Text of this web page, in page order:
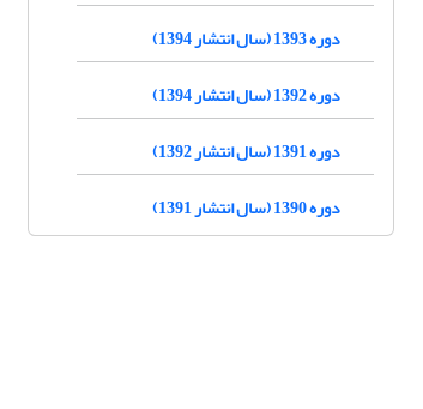
دوره 1393 (سال انتشار 1394)
دوره 1392 (سال انتشار 1394)
دوره 1391 (سال انتشار 1392)
دوره 1390 (سال انتشار 1391)